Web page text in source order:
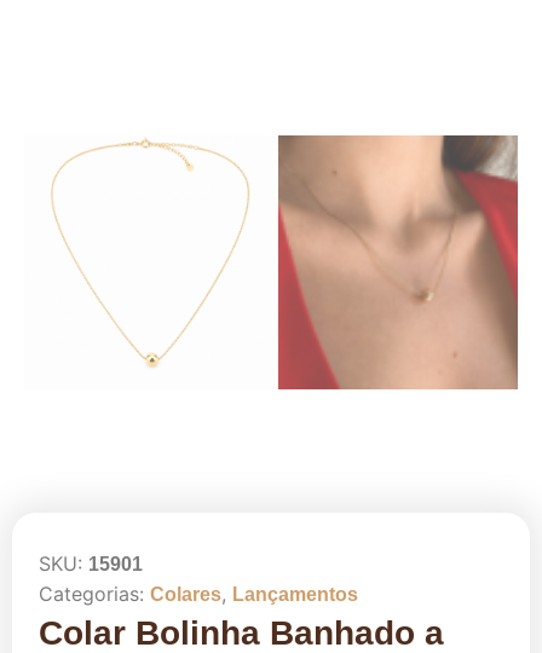
SKU: 15901
Categorias: Colares, Lançamentos
Colar Bolinha Banhado a